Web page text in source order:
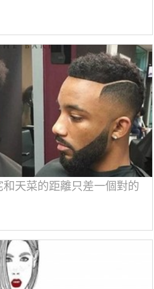
天菜的距離只差一個對的